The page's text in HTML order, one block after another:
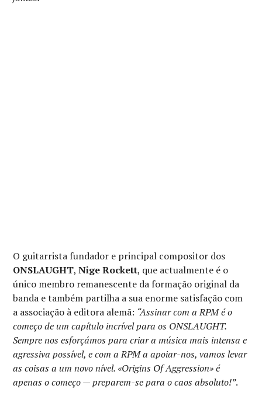
O guitarrista fundador e principal compositor dos
ONSLAUGHT,Nige Rockett, que actualmente é o
único membro remanescente da formação original da
banda e também partilha a sua enorme satisfação com
a associação à editora alemã: “Assinar com a RPM é o
começo de um capítulo incrível para os ONSLAUGHT.
Sempre nos esforçámos para criar a música mais intensa e
agressiva possível, e com a RPM a apoiar-nos, vamos levar
as coisas a um novo nível. «Origins Of Aggression» é
apenas o começo — preparem-se para o caos absoluto!”.